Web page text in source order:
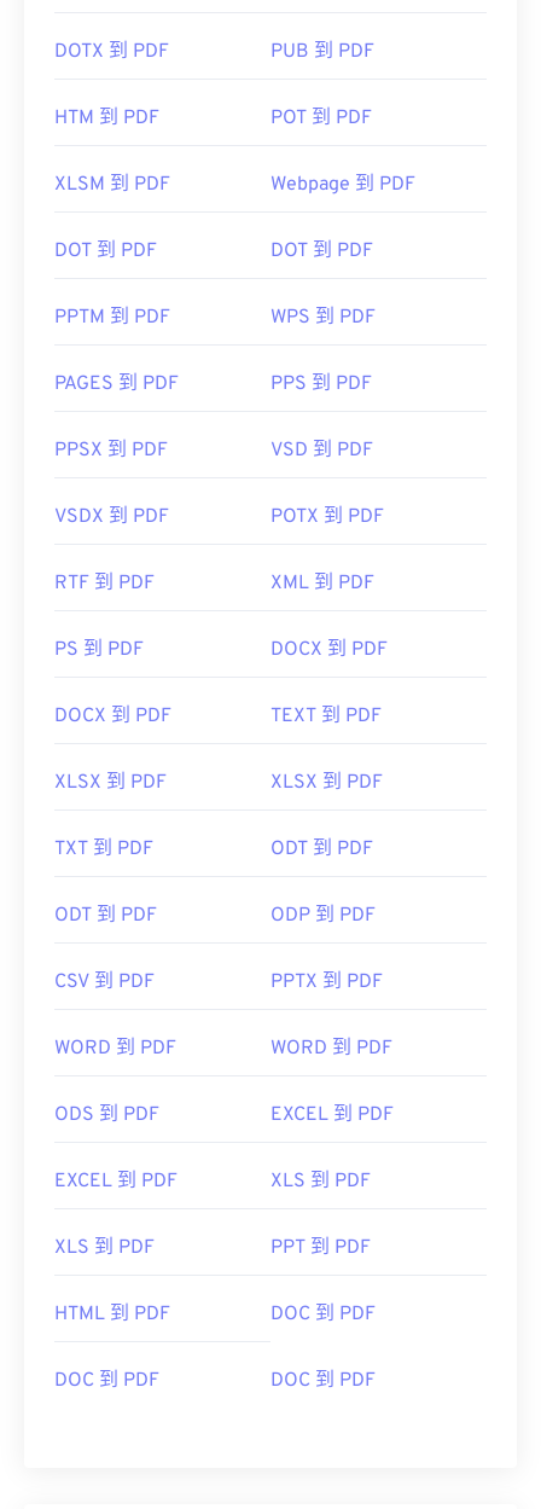
DOTX 到 PDF PUB 到 PDF
HTM 到 PDF POT 到 PDF
XLSM 到 PDF Webpage 到 PDF
DOT 到 PDF DOT 到 PDF
PPTM 到 PDF WPS 到 PDF
PAGES 到 PDF PPS 到 PDF
PPSX 到 PDF VSD 到 PDF
VSDX 到 PDF POTX 到 PDF
RTF 到 PDF XML 到 PDF
PS 到 PDF DOCX 到 PDF
DOCX 到 PDF TEXT 到 PDF
XLSX 到 PDF XLSX 到 PDF
TXT 到 PDF ODT 到 PDF
ODT 到 PDF ODP 到 PDF
CSV 到 PDF PPTX 到 PDF
WORD 到 PDF WORD 到 PDF
ODS 到 PDF EXCEL 到 PDF
EXCEL 到 PDF XLS 到 PDF
XLS 到 PDF PPT 到 PDF
HTML 到 PDF DOC 到 PDF
DOC 到 PDF DOC 到 PDF